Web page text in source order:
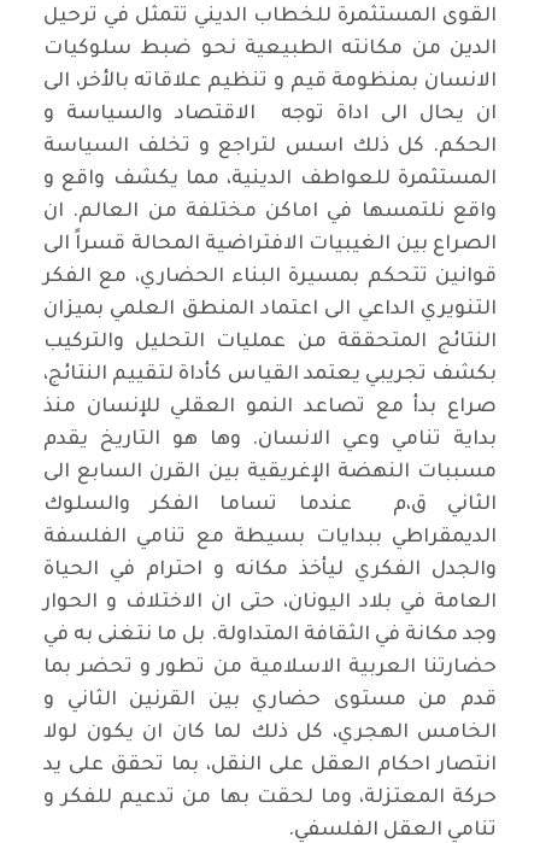
القوى المستثمرة للخطاب الديني تتمثل في ترحيل
الدين من مكانته الطبيعية نحو ضبط سلوكيات
الانسان بمنظومة قيم و تنظيم علاقاته بالأخر، الى
ان يحال الى اداة توجه الاقتصاد والسياسة و
الحكم. كل ذلك اسس لتراجع و تخلف السياسة
المستثمرة للعواطف الدينية، مما يكشف واقع و
واقع نلتمسها في اماكن مختلفة من العالم. ان
الصراع بين الغيبيات الافتراضية المحالة قسراً الى
قوانين تتحكم بمسيرة البناء الحضاري، مع الفكر
التنويري الداعي الى اعتماد المنطق العلمي بميزان
النتائج المتحققة من عمليات التحليل والتركيب
بكشف تجريبي يعتمد القياس كأداة لتقييم النتائج،
صراع بدأ مع تصاعد النمو العقلي للإنسان منذ
بداية تنامي وعي الانسان. وها هو التاريخ يقدم
مسببات النهضة الإغريقية بين القرن السابع الى
الثاني ق،م عندما تساما الفكر والسلوك
الديمقراطي ببدايات بسيطة مع تنامي الفلسفة
والجدل الفكري ليأخذ مكانه و احترام في الحياة
العامة في بلاد اليونان، حتى ان الاختلاف و الحوار
وجد مكانة في الثقافة المتداولة. بل ما نتغنى به في
حضارتنا العربية الاسلامية من تطور و تحضر بما
قدم من مستوى حضاري بين القرنين الثاني و
الخامس الهجري، كل ذلك لما كان ان يكون لولا
انتصار احكام العقل على النقل، بما تحقق على يد
حركة المعتزلة، وما لحقت بها من تدعيم للفكر و
تنامي العقل الفلسفي.